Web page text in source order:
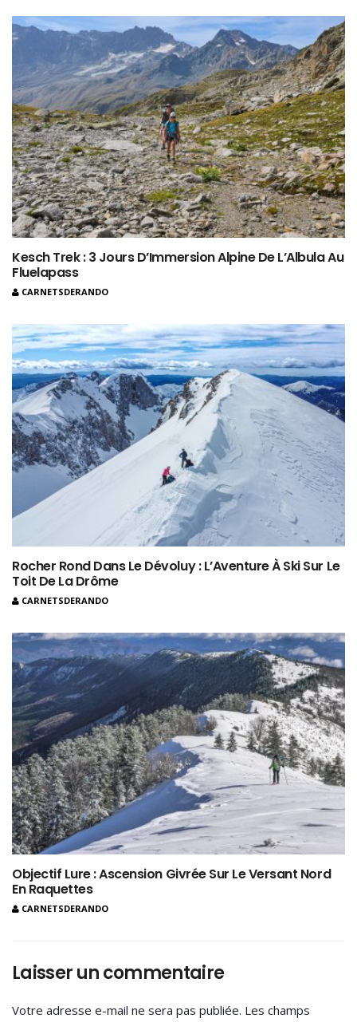
Kesch Trek : 3 Jours D’Immersion Alpine De L’Albula Au
Fluelapass
CARNETSDERANDO
Rocher Rond Dans Le Dévoluy : L’Aventure À Ski Sur Le
Toit De La Drôme
CARNETSDERANDO
Objectif Lure : Ascension Givrée Sur Le Versant Nord
En Raquettes
CARNETSDERANDO
Laisser un commentaire
Votre adresse e-mail ne sera pas publiée. Les champs